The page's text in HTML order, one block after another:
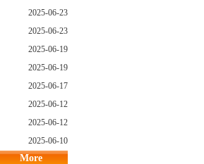
2025-06-23
2025-06-23
2025-06-19
2025-06-19
2025-06-17
2025-06-12
2025-06-12
2025-06-10
More